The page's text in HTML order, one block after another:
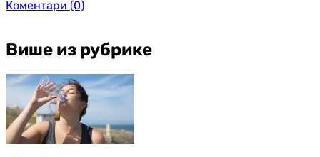
Коментари (0)
Више из рубрике